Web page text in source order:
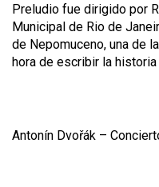
Preludio fue dirigido por
Municipal de Rio de
de Nepomuceno, una de
hora de escribir la
Antonín Dvořák –